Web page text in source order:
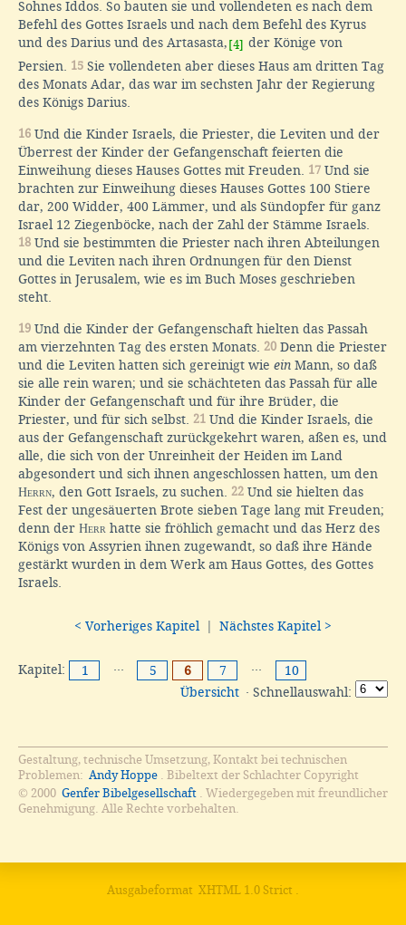
Sohnes Iddos. So bauten sie und vollendeten es nach dem
Befehl des Gottes Israels und nach dem Befehl des Kyrus
und des Darius und des Artasasta, [4] der Könige von
Persien. 15 Sie vollendeten aber dieses Haus am dritten Tag
des Monats Adar, das war im sechsten Jahr der Regierung
des Königs Darius.
16 Und die Kinder Israels, die Priester, die Leviten und der
Überrest der Kinder der Gefangenschaft feierten die
Einweihung dieses Hauses Gottes mit Freuden. 17 Und sie
brachten zur Einweihung dieses Hauses Gottes 100 Stiere
dar, 200 Widder, 400 Lämmer, und als Sündopfer für ganz
Israel 12 Ziegenböcke, nach der Zahl der Stämme Israels.
18 Und sie bestimmten die Priester nach ihren Abteilungen
und die Leviten nach ihren Ordnungen für den Dienst
Gottes in Jerusalem, wie es im Buch Moses geschrieben
steht.
19 Und die Kinder der Gefangenschaft hielten das Passah
am vierzehnten Tag des ersten Monats. 20 Denn die Priester
und die Leviten hatten sich gereinigt wie ein Mann, so daß
sie alle rein waren; und sie schächteten das Passah für alle
Kinder der Gefangenschaft und für ihre Brüder, die
Priester, und für sich selbst. 21 Und die Kinder Israels, die
aus der Gefangenschaft zurückgekehrt waren, aßen es, und
alle, die sich von der Unreinheit der Heiden im Land
abgesondert und sich ihnen angeschlossen hatten, um den
Herrn, den Gott Israels, zu suchen. 22 Und sie hielten das
Fest der ungesäuerten Brote sieben Tage lang mit Freuden;
denn der Herr hatte sie fröhlich gemacht und das Herz des
Königs von Assyrien ihnen zugewandt, so daß ihre Hände
gestärkt wurden in dem Werk am Haus Gottes, des Gottes
Israels.
< Vorheriges Kapitel Nächstes Kapitel >
Kapitel: 1 ··· 5 6 7 ···
10
Übersicht · Schnellauswahl:
Gestaltung, technische Umsetzung, Kontakt bei technischen
Problemen: Andy Hoppe . Bibeltext der Schlachter Copyright
© 2000 Genfer Bibelgesellschaft . Wiedergegeben mit freundlicher
Genehmigung. Alle Rechte vorbehalten.
Ausgabeformat XHTML 1.0 Strict .